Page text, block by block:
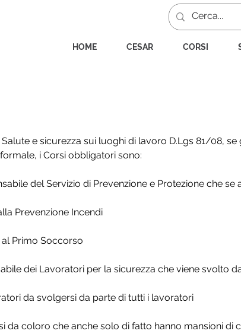
HOME CESAR CORSI
e sicurezza sui luoghi di lavoro D.Lgs 81/08,
i Corsi obbligatori sono:
del Servizio di Prevenzione e Protezione che
Prevenzione Incendi
Primo Soccorso
dei Lavoratori per la sicurezza che viene svolto
da svolgersi da parte di tutti i lavoratori
da coloro che anche solo di fatto hanno mansioni